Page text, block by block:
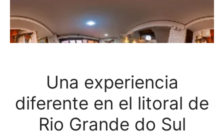
Una experiencia
diferente en el litoral de
Rio Grande do Sul